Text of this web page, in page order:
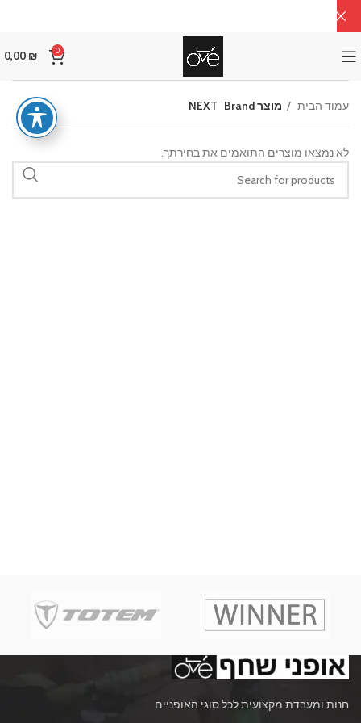
0
0,00 ₪
עמוד הבית מוצר Brand NEXT
לא נמצאו מוצרים התואמים את בחירתך.
חנות ומעבדת מקצועית לכל סוגי האופניים